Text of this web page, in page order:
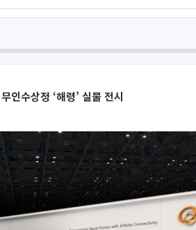
인수상정 ‘해령’ 실물 전시